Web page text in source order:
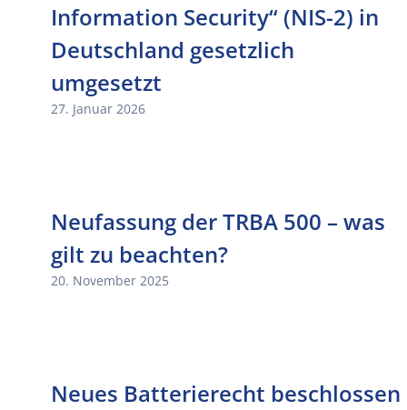
Information Security“ (NIS-2) in
Deutschland gesetzlich
umgesetzt
27. Januar 2026
Neufassung der TRBA 500 – was
gilt zu beachten?
20. November 2025
Neues Batterierecht beschlossen